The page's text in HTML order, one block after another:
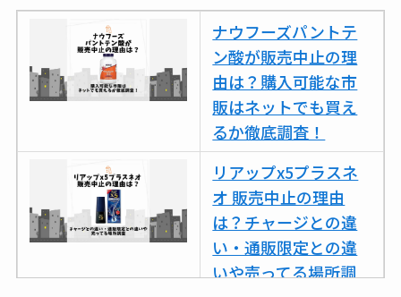
ットが廃盤？なぜ？
売ってない？どこで
売ってるか・代替品
など解説
ビタクラフトのウル
トラが廃盤？なぜ？
復刻はある？ウルト
ラカパーは品切れ？
売ってる場所調査
キーピング販売終了
ナウフーズパントテ
ン酸が販売中止の理
由は？購入可能な市
販はネットでも買え
るか徹底調査！
リアップx5プラスネ
オ 販売中止の理由
は？チャージとの違
い・通販限定との違
いや売ってる場所調